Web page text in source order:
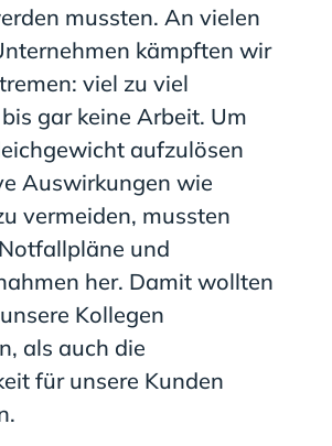
mussten. An vielen
kämpften wir
viel zu viel
gar keine Arbeit. Um
aufzulösen
Auswirkungen wie
vermeiden, mussten
und
her. Damit wollten
Kollegen
als auch die
für unsere Kunden